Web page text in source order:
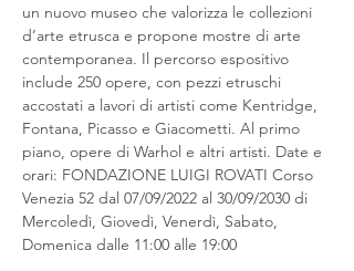
un nuovo museo che valorizza le collezioni
d’arte etrusca e propone mostre di arte
contemporanea. Il percorso espositivo
include 250 opere, con pezzi etruschi
accostati a lavori di artisti come Kentridge,
Fontana, Picasso e Giacometti. Al primo
piano, opere di Warhol e altri artisti. Date e
orari: FONDAZIONE LUIGI ROVATI Corso
Venezia 52 dal 07/09/2022 al 30/09/2030 di
Mercoledì, Giovedì, Venerdì, Sabato,
Domenica dalle 11:00 alle 19:00